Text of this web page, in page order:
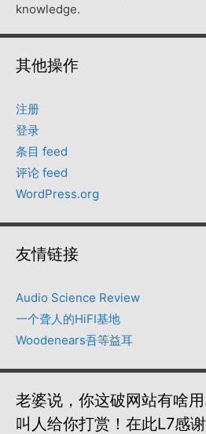
knowledge.
其他操作
注册
登录
条目 feed
评论 feed
WordPress.org
友情链接
Audio Science Review
一个聋人的HiFI基地
Woodenears吾等益耳
老婆说，你这破网站有啥
叫人给你打赏！在此L7感